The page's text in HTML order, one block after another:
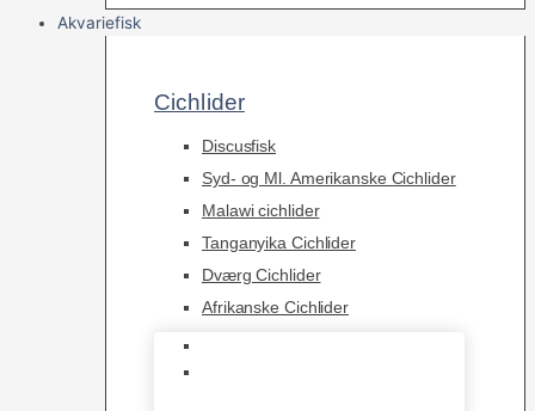
Akvariefisk
Cichlider
Discusfisk
Syd- og Ml. Amerikanske Cichlider
Malawi cichlider
Tanganyika Cichlider
Dværg Cichlider
Afrikanske Cichlider